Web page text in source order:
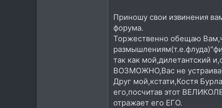
Приношу свои извинения
форума.
Торжественно обещаю
так как мой,дилетантский
ВОЗМОЖНО,Вас не
Друг мой,кстати,Костя
его,посчитав этот
отражает его ЕГО.